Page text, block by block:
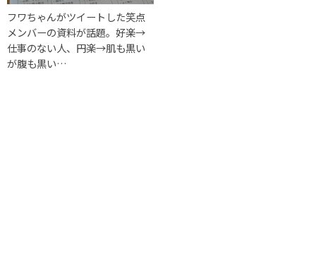
フワちゃんがツイートした笑点
メンバーの資料が話題。好楽→
仕事のない人、円楽→肌も黒い
が腹も黒い…